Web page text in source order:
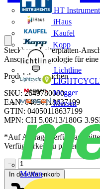
HT
iHaus
Kaufel
Kopp
Lichtline
Megger
Mersen
Merten
Steckbarer Leiterplatten-
Anschlusstechnologie für
Produktkennzeichen
SKU: 2649780000
EAN: 04050118637199
GTIN: 04050118637199
MPN: CH 5.08/13/180G
*Auf Anfrage verfügbar -
Verfügbarkeit zu prüfen
−
In den Warenkorb